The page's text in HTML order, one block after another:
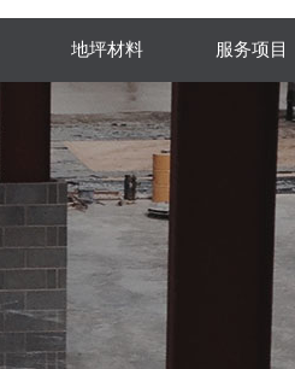
地坪材料 服务项目